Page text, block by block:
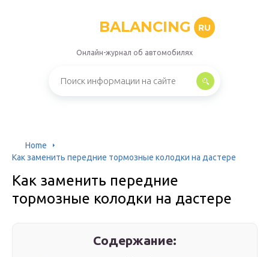
BALANCING RU
Онлайн-журнал об автомобилях
Home
Как заменить передние тормозные колодки на дастере
Как заменить передние
тормозные колодки на дастере
Содержание: